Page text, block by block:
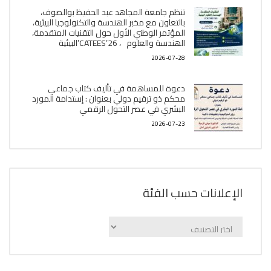
تنظم جامعة المجاهد عبد الحفيظ بوالصوف،
بالتعاون مع مخبر الھندسة والتكنولوجيا البیئیة،
المؤتمر الوطني الأول حول التقنيات المتقدمة،
الھندسة والعلوم ، CATEES’26’البیئية
2026-07-28
دعوة للمساهمة في تأليف كتاب جماعي
محكم ذو ترقيم دولي بعنوان : إستدامة المورد
البشري في عصر التحول الرقمي
2026-07-23
الإعلانات حسب الفئة
الإعلانات